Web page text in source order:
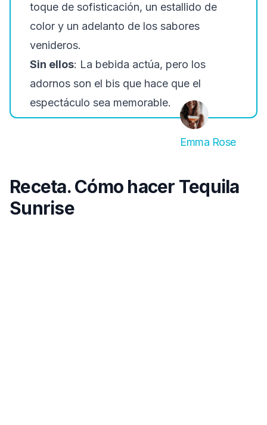
toque de sofisticación, un estallido de
color y un adelanto de los sabores
venideros.
Sin ellos: La bebida actúa, pero los
adornos son el bis que hace que el
espectáculo sea memorable.
Emma Rose
Receta. Cómo hacer Tequila
Sunrise